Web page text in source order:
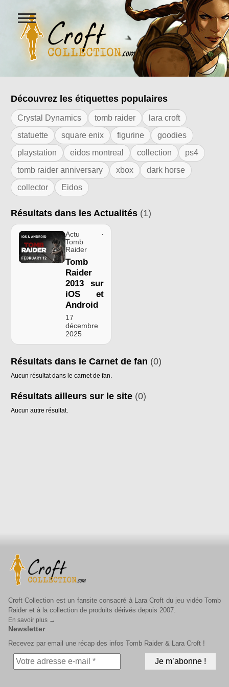
Figurines Lara Croft et
Ouvrir
le
menu
Résultats de l'étiquette "Feral
Découvrez les étiquettes populaires
Crystal Dynamics tomb raider
lara croft
statuette
square enix figurine
goodies
playstation
eidos montreal collection
ps4
tomb raider anniversary
xbox
dark horse
collector
Eidos
Résultats dans les Actualités (1)
Actu ·
Tomb
Raider
Tomb
Raider
2013 sur
iOS et
Android
17
décembre
2025
Résultats dans le Carnet de fan (0)
Aucun résultat dans le carnet de fan.
Résultats ailleurs sur le site (0)
Aucun autre résultat.
Croft Collection est un fansite consacré à Lara Croft du jeu vidéo Tomb
Raider et à la collection de produits dérivés depuis 2007.
En savoir plus →
Newsletter
Recevez par email une récap des infos Tomb Raider & Lara Croft !